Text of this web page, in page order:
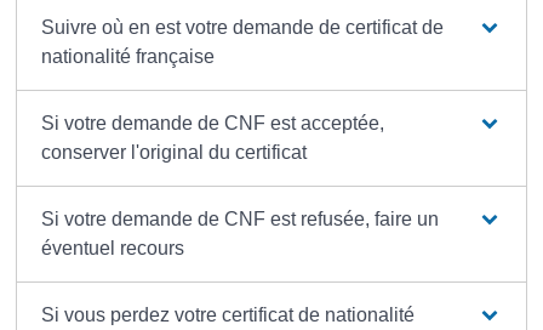
Suivre où en est votre demande de certificat de
nationalité française
Si votre demande de CNF est acceptée,
conserver l'original du certificat
Si votre demande de CNF est refusée, faire un
éventuel recours
Si vous perdez votre certificat de nationalité